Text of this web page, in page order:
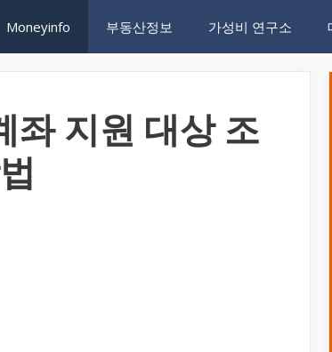
Moneyinfo 부동산정보 가성비 연구소
좌 지원 대상 조